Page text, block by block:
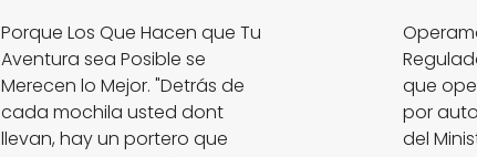
Porque Los Que Hacen que Tu
Aventura sea Posible se
Merecen lo Mejor. "Detrás de
cada mochila usted dont
llevan, hay un portero que
que
por
del